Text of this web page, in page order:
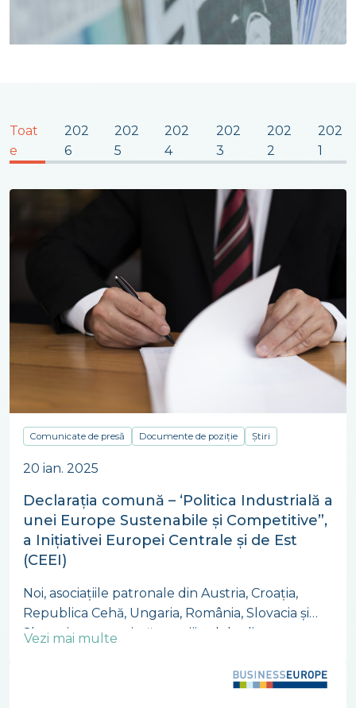
Toat
e
202
6
202
5
202
4
202
3
202
2
202
1
Comunicate de presă Documente de poziție Știri
20 ian. 2025
Declarația comună – ‘Politica Industrială a
unei Europe Sustenabile și Competitive”,
a Inițiativei Europei Centrale și de Est
(CEEI)
Noi, asociațiile patronale din Austria, Croația,
Republica Cehă, Ungaria, România, Slovacia și
Slovenia, ne exprimăm sprijinul deplin pentru o
UE care să completeze Pactul verde european
(EU Green Deal) și să sprijine industriile
Vezi mai multe